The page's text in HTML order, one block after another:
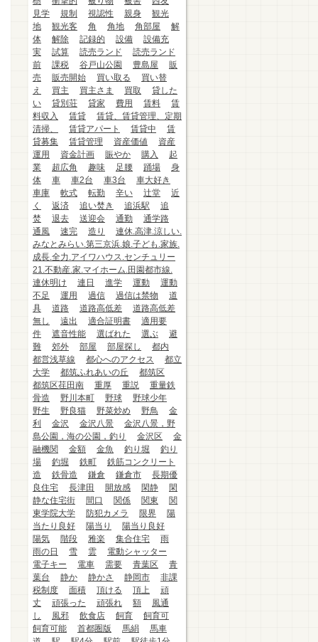
見学
規制 視認性 親身
観光
地
観光客 角 角地 角部屋
解
体
解除 記録的 設備
設備充
実
試算 読売ランド
読売ランド
前
課税 谷戸山公園 豊島屋
販
売
販売開始 買い取る
買い替
え
買主 買主さま 買取
貸した
い
貸別荘 貸家 費用 賃料
賃
料収入
賃貸
賃貸、賃貸管理、定期
清掃、
賃貸アパート 賃貸中
賃
貸募集
賃貸管理 資産価値
資産
運用
資金計画 賑やか 購入
起
業
超広角 趣味 足腰 踊場
身
体
車 車2台 車3台
車大好き
車庫
軟式 転勤 辛い 辻堂
近
く
返済 追い焚き 追浜駅
追
焚
退去 送迎会 通勤
通学路
通風
速完 造り
連休.高津.涼しい.
みなとみらい.第三京浜.娘.子ども.家族.
成長.全力.アイワハウス.センチュリー
21.不動産.家.マイホーム.田園都市線.
連休明け
連日 進学 運動
運動
不足
運用 過信 過信は禁物
道
具
道路 道路高低差
道路高低差
無し
遠出 適合証明書
適用要
件
遮音性能 選ばれた 選ぶ
避
難
郊外 部屋 部屋探し
都内
都営浅草線
都心へのアクセス
都立
大学
都筑ふれあいの丘
都筑区
都筑区荏田南
重厚 重説
重量鉄
骨造
野川本町 野球
野球少年
野生
野良猫 野菜炒め 野鳥
金
利
金沢 金沢八景
金沢八景，野
島公園，海の公園，釣り
金沢区
金
融機関
金額 金魚 釣り堀
釣り
場
釣堀 鉄町
鉄筋コンクリート
造
鉄骨造 鎌倉 鎌倉市
長期優
良住宅
長津田 開放感 閑静
閑
静な住宅街
間口 関係 関東
関
東学院大学
防犯カメラ 限界
陽
当たり良好
陽当り
陽当り良好
陽気
階段 雅楽 集合住宅
雨
雨の日
雪 雲
電動シャッター
電子キー
電車 需要 青葉区
青
葉台
静か 静かさ 静岡市
非課
税制度
面積 頂ける 頂上
頑
丈
頑張った 頑張れ 額
風通
し
風邪 飲食店 飼育
飼育可
飼育可能
首都圏版 馬絹
馬車